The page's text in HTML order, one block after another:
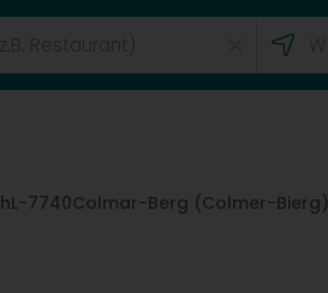
L-7740Colmar-Berg (Colmer-Bierg)